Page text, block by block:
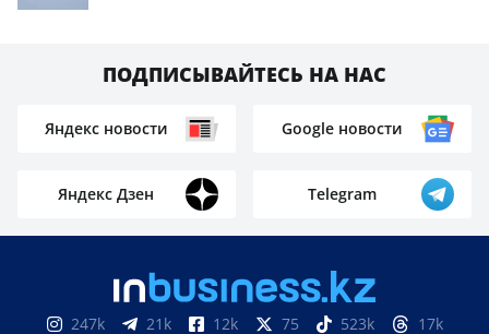
ПОДПИСЫВАЙТЕСЬ НА НАС
Яндекс новости Google новости
Яндекс Дзен Telegram
247k 21k 12k 75 523k 17k